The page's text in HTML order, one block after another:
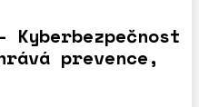
– Kyberbezpečnost
prevence,